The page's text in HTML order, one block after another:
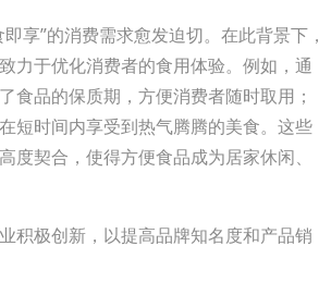
享”的消费需求愈发迫切。在此背景下，
力于优化消费者的食用体验。例如，通
食品的保质期，方便消费者随时取用；
短时间内享受到热气腾腾的美食。这些
契合，使得方便食品成为居家休闲、
极创新，以提高品牌知名度和产品销